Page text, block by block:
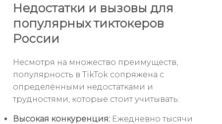
Недостатки и вызовы для
популярных тиктокеров
России
Несмотря на множество преимуществ,
популярность в TikTok сопряжена с
определёнными недостатками и
трудностями, которые стоит учитывать:
Высокая конкуренция: Ежедневно тысячи